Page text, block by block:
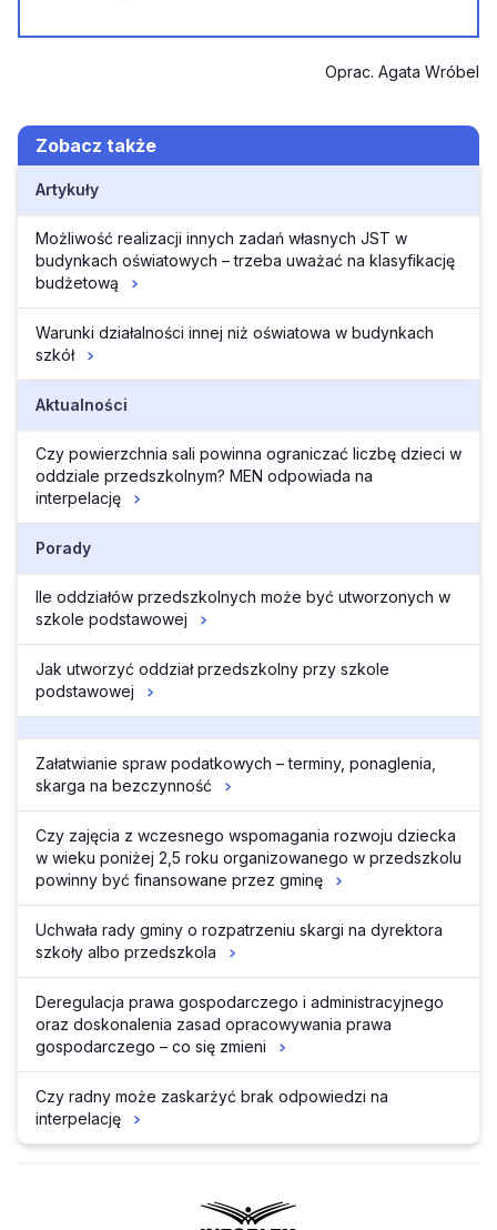
Oprac. Agata Wróbel
Zobacz także
Artykuły
Możliwość realizacji innych zadań własnych JST w
budynkach oświatowych – trzeba uważać na klasyfikację
budżetową
Warunki działalności innej niż oświatowa w budynkach
szkół
Aktualności
Czy powierzchnia sali powinna ograniczać liczbę dzieci w
oddziale przedszkolnym? MEN odpowiada na
interpelację
Porady
Ile oddziałów przedszkolnych może być utworzonych w
szkole podstawowej
Jak utworzyć oddział przedszkolny przy szkole
podstawowej
Załatwianie spraw podatkowych – terminy, ponaglenia,
skarga na bezczynność
Czy zajęcia z wczesnego wspomagania rozwoju dziecka
w wieku poniżej 2,5 roku organizowanego w przedszkolu
powinny być finansowane przez gminę
Uchwała rady gminy o rozpatrzeniu skargi na dyrektora
szkoły albo przedszkola
Deregulacja prawa gospodarczego i administracyjnego
oraz doskonalenia zasad opracowywania prawa
gospodarczego – co się zmieni
Czy radny może zaskarżyć brak odpowiedzi na
interpelację